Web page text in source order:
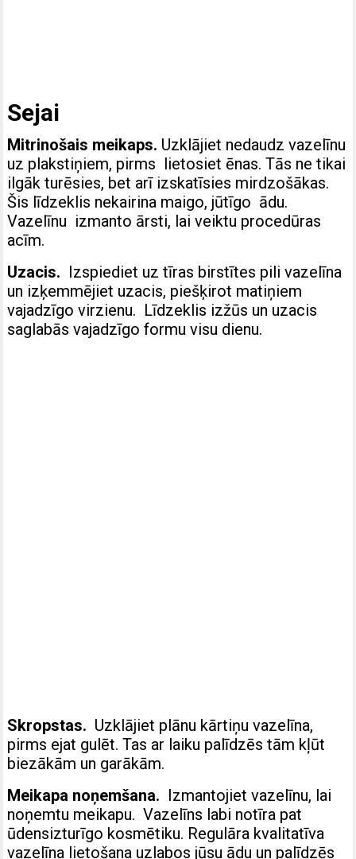
Sejai
Mitrinošais meikaps. Uzklājiet nedaudz vazelīnu
uz plakstiņiem, pirms lietosiet ēnas. Tās ne tikai
ilgāk turēsies, bet arī izskatīsies mirdzošākas.
Šis līdzeklis nekairina maigo, jūtīgo ādu.
Vazelīnu izmanto ārsti, lai veiktu procedūras
acīm.
Uzacis. Izspiediet uz tīras birstītes pili vazelīna
un izķemmējiet uzacis, piešķirot matiņiem
vajadzīgo virzienu. Līdzeklis izžūs un uzacis
saglabās vajadzīgo formu visu dienu.
Skropstas. Uzklājiet plānu kārtiņu vazelīna,
pirms ejat gulēt. Tas ar laiku palīdzēs tām kļūt
biezākām un garākām.
Meikapa noņemšana. Izmantojiet vazelīnu, lai
noņemtu meikapu. Vazelīns labi notīra pat
ūdensizturīgo kosmētiku. Regulāra kvalitatīva
vazelīna lietošana uzlabos jūsu ādu un palīdzēs